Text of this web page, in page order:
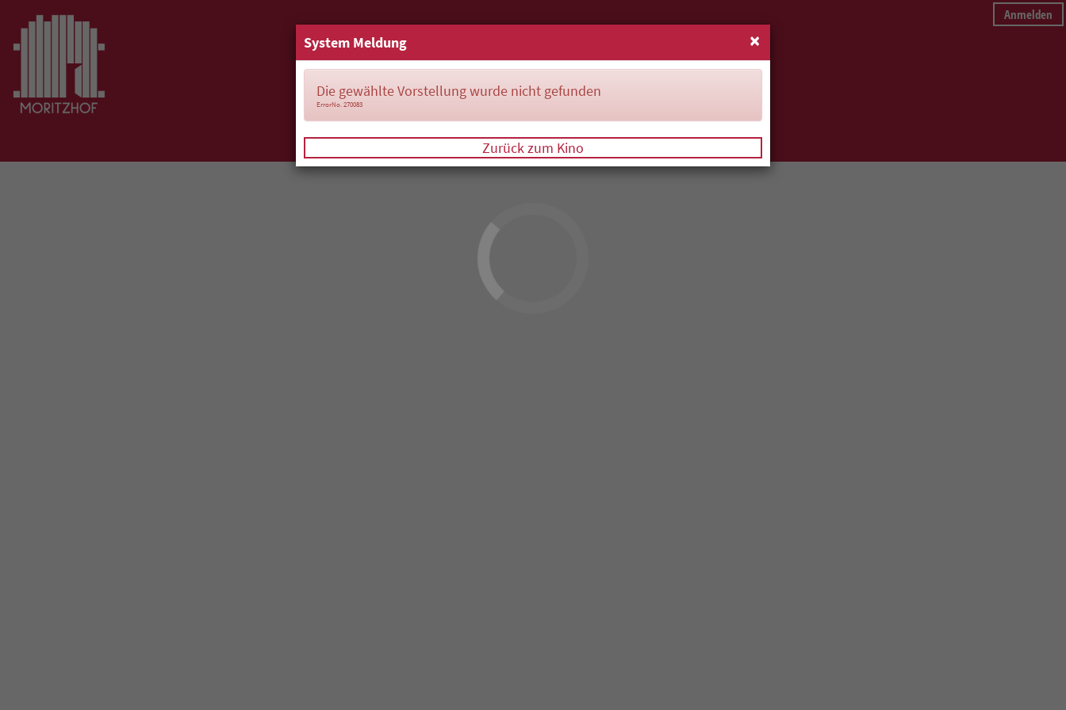
Anmelden
×
System Meldung
Die gewählte Vorstellung wurde nicht gefunden
ErrorNo. 270083
Zurück zum Kino